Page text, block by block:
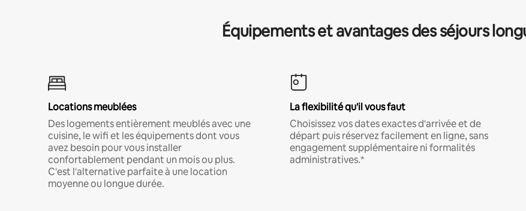
Équipements et avantages des séjours
Locations meublées
Des logements entièrement meublés avec une
cuisine, le wifi et les équipements dont vous
avez besoin pour vous installer
confortablement pendant un mois ou plus.
C'est l'alternative parfaite à une location
moyenne ou longue durée.
La flexibilité qu'il vous faut
Choisissez vos dates exactes d'arrivée et de
départ puis réservez facilement en ligne, sans
engagement supplémentaire ni formalités
administratives.*